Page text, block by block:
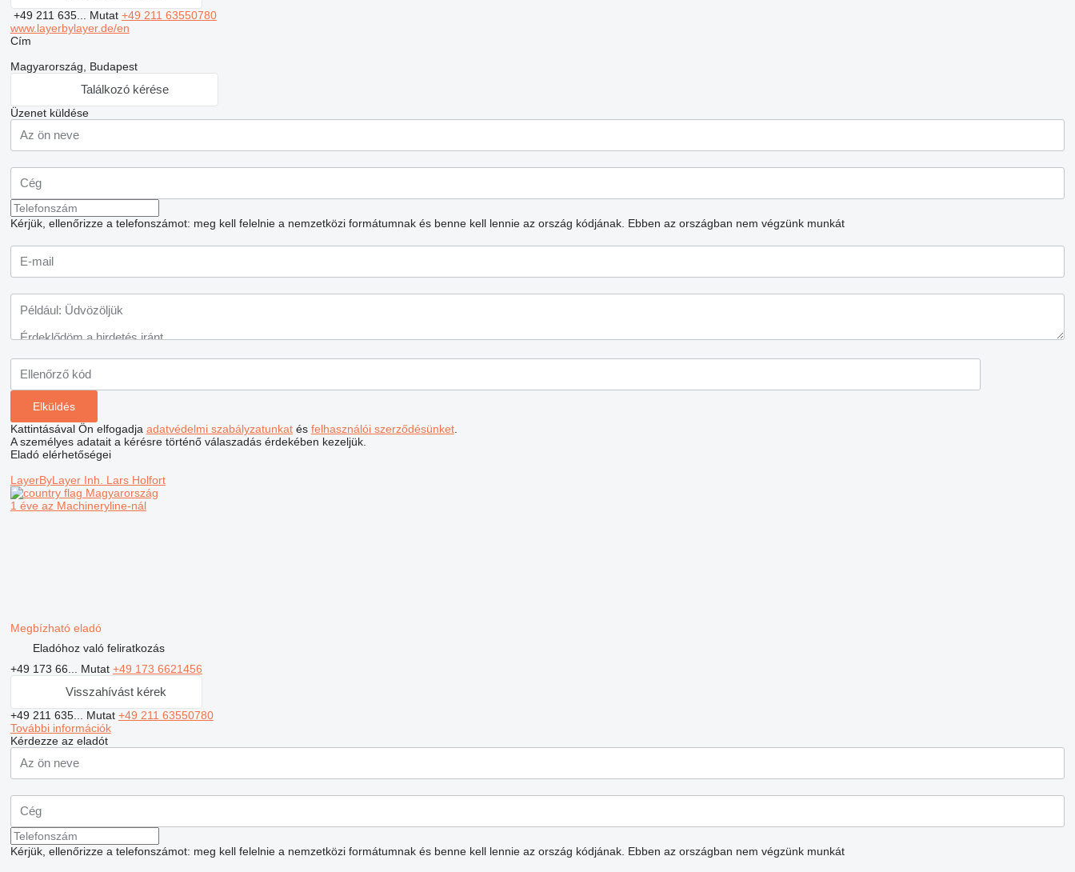
+49 211 635... Mutat +49 211 63550780
www.layerbylayer.de/en
Сím
Magyarország, Budapest
Találkozó kérése
Üzenet küldése
Kérjük, ellenőrizze a telefonszámot: meg kell felelnie a nemzetközi formátumnak és benne kell lennie az ország kódjának. Ebben az országban nem végzünk munkát
Kattintásával Ön elfogadja adatvédelmi szabályzatunkatés felhasználói szerződésünket.
A személyes adatait a kérésre történő válaszadás érdekében kezeljük.
Eladó elérhetőségei
LayerByLayer Inh. Lars Holfort
Magyarország
1 éve az Machineryline-nál
Megbízható eladó
Eladóhoz való feliratkozás
+49 173 66... Mutat +49 173 6621456
Visszahívást kérek
+49 211 635... Mutat +49 211 63550780
További információk
Kérdezze az eladót
Kérjük, ellenőrizze a telefonszámot: meg kell felelnie a nemzetközi formátumnak és benne kell lennie az ország kódjának. Ebben az országban nem végzünk munkát